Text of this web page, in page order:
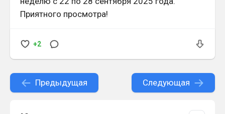
Приятного просмотра!
+2
Предыдущая Следующая